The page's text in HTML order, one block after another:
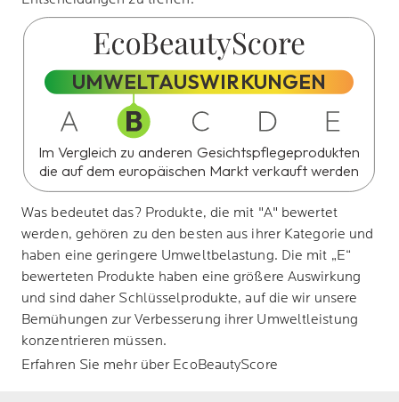
UMWELTAUSWIRKUNGEN
Im Vergleich zu anderen Gesichtspflegeprodukten
die auf dem europäischen Markt verkauft werden
Was bedeutet das? Produkte, die mit "A" bewertet
werden, gehören zu den besten aus ihrer Kategorie und
haben eine geringere Umweltbelastung. Die mit „E“
bewerteten Produkte haben eine größere Auswirkung
und sind daher Schlüsselprodukte, auf die wir unsere
Bemühungen zur Verbesserung ihrer Umweltleistung
konzentrieren müssen.
Erfahren Sie mehr über EcoBeautyScore